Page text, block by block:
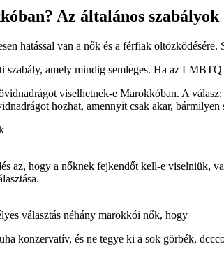
Az általános szabályok
hatással van a nők és a férfiak
szabály, amely mindig semleges. Ha az
viselhetnek-e Marokkóban. A
hozhat, amennyit csak akar, bármilyen
az, hogy a nőknek fejkendőt kell-e viselniük,
választás néhány marokkói nők, hogy
konzervatív, és ne tegye ki a sok görbék,